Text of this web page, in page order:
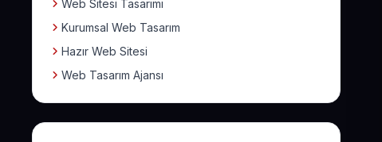
Web Sitesi Tasarımı
Kurumsal Web Tasarım
Hazır Web Sitesi
Web Tasarım Ajansı